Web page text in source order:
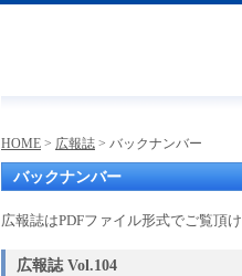
HOME > 広報誌 > バックナンバー
バックナンバー
広報誌はPDFファイル形式でご覧頂
広報誌 Vol.104